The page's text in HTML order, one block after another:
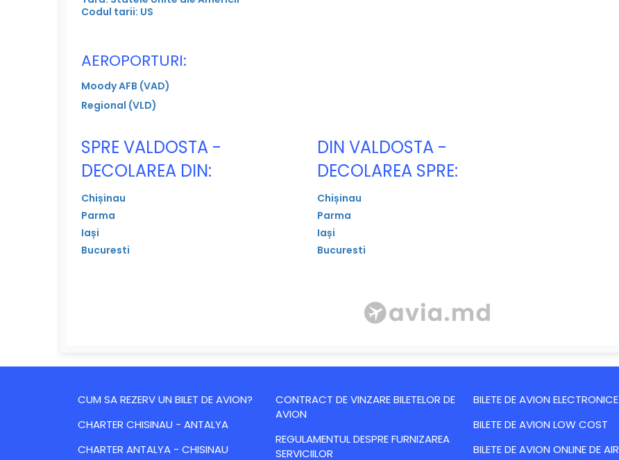
Codul tarii: US
AEROPORTURI:
Moody AFB (VAD)
Regional (VLD)
SPRE VALDOSTA -
DECOLAREA DIN:
Chișinau
Parma
Iași
Bucuresti
DIN VALDOSTA -
DECOLAREA SPRE:
Chișinau
Parma
Iași
Bucuresti
CUM SA REZERV UN BILET DE AVION?
CHARTER CHISINAU - ANTALYA
CHARTER ANTALYA - CHISINAU
CONTRACT DE VINZARE BILETELOR DE
AVION
REGULAMENTUL DESPRE FURNIZAREA
SERVICIILOR
BILETE DE AVION ELECTRONICE
BILETE DE AVION LOW COST
BILETE DE AVION ONLINE DE AIR